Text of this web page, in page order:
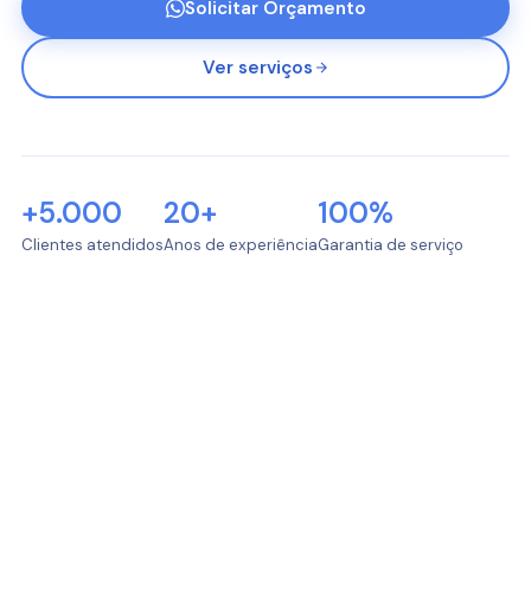
Solicitar Orçamento
Ver serviços
+5.000
Clientes atendidos
20+
Anos de experiência
100%
Garantia de serviço